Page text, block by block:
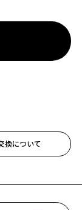
換について